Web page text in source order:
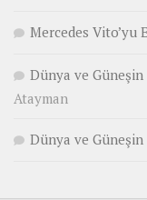
Mercedes Vito’yu
Dünya ve
Atayman
Dünya ve